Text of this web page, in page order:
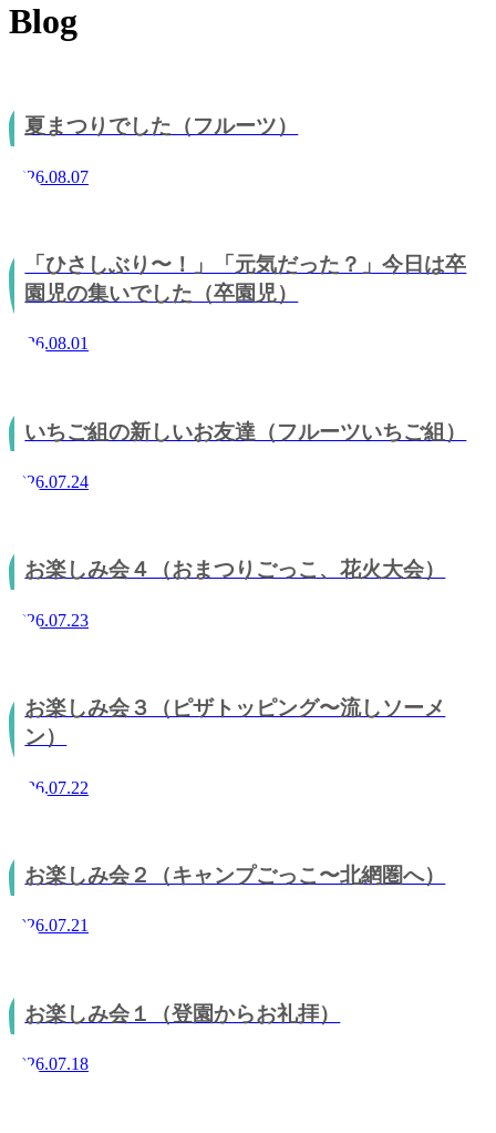
Blog
夏まつりでした（フルーツ）
2026.08.07
「ひさしぶり〜！」「元気だった？」今日は卒
園児の集いでした（卒園児）
2026.08.01
いちご組の新しいお友達（フルーツいちご組）
2026.07.24
お楽しみ会４（おまつりごっこ、花火大会）
2026.07.23
お楽しみ会３（ピザトッピング〜流しソーメ
ン）
2026.07.22
お楽しみ会２（キャンプごっこ〜北網圏へ）
2026.07.21
お楽しみ会１（登園からお礼拝）
2026.07.18